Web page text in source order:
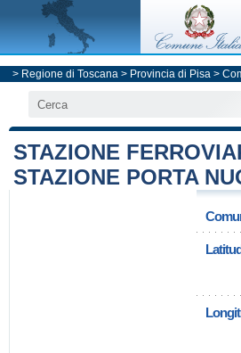
> Regione di Toscana> Provincia di Pisa>
STAZIONE
STAZIONE PORTA